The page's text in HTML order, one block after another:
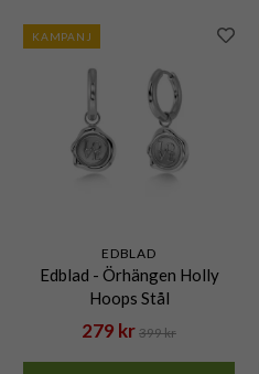
KAMPANJ
EDBLAD
Edblad - Örhängen Holly
Hoops Stål
279 kr 399 kr